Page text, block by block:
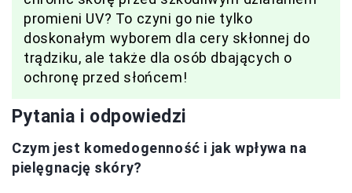
promieni UV? To czyni go nie tylko
doskonałym wyborem dla cery skłonnej do
trądziku, ale także dla osób dbających o
ochronę przed słońcem!
Pytania i odpowiedzi
Czym jest komedogenność i jak wpływa na
pielęgnację skóry?